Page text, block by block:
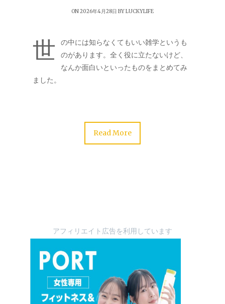
ON 2026年4月28日 BYLUCKYLIFE
世
の中には知らなくてもいい雑学というも
のがあります。全く役に立たないけど、
なんか面白いといったものをまとめてみ
ました。
Read More
アフィリエイト広告を利用しています